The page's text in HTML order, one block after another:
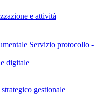
e attività
Servizio protocollo -
digitale
gestionale